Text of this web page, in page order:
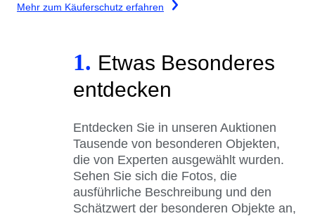
Mehr zum Käuferschutz erfahren
1. Etwas Besonderes
entdecken
Entdecken Sie in unseren Auktionen
Tausende von besonderen Objekten,
die von Experten ausgewählt wurden.
Sehen Sie sich die Fotos, die
ausführliche Beschreibung und den
Schätzwert der besonderen Objekte an,